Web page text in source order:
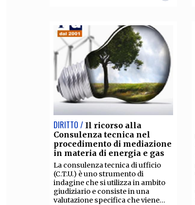
DIRITTO / Il ricorso alla
Consulenza tecnica nel
procedimento di mediazione
in materia di energia e gas
La consulenza tecnica di ufficio
(C.T.U.) è uno strumento di
indagine che si utilizza in ambito
giudiziario e consiste in una
valutazione specifica che viene...